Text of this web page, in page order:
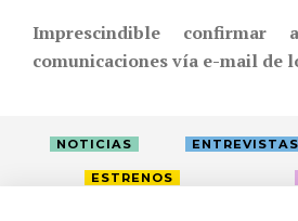
Imprescindible confirmar
comunicaciones vía e-mail de
NOTICIAS ENTREVISTAS
ESTRENOS